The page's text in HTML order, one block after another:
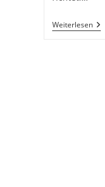
Weiterlesen
Ist